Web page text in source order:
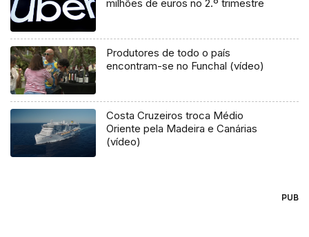
milhões de euros no 2.º trimestre
Produtores de todo o país
encontram-se no Funchal (vídeo)
Costa Cruzeiros troca Médio
Oriente pela Madeira e Canárias
(vídeo)
PUB